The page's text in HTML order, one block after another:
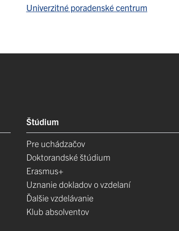
Univerzitné poradenské centrum
Štúdium
Pre uchádzačov
Doktorandské štúdium
Erasmus+
Uznanie dokladov o vzdelaní
Ďalšie vzdelávanie
Klub absolventov